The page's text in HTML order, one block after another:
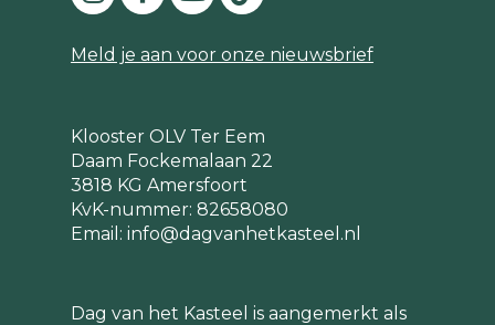
Meld je aan voor onze nieuwsbrief
Klooster OLV Ter Eem
Daam Fockemalaan 22
3818 KG Amersfoort
KvK-nummer: 82658080
Email: info@dagvanhetkasteel.nl
Dag van het Kasteel is aangemerkt als